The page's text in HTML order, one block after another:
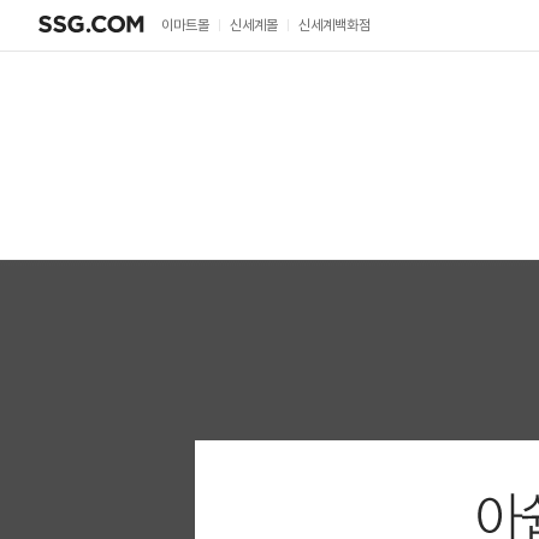
SSG.COM
이마트몰 신세계몰 신세계백화점